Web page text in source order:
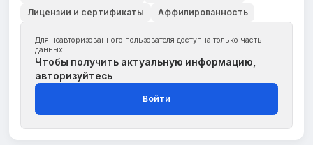
Лицензии и сертификаты
Аффилированность
Для неавторизованного пользователя доступна только часть
данных
Чтобы получить актуальную информацию,
авторизуйтесь
Войти